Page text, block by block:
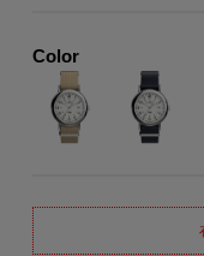
Color